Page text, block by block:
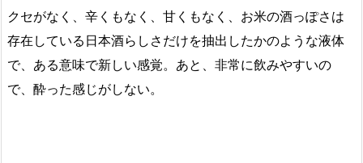
クセがなく、辛くもなく、甘くもなく、お米の酒っぽさは
存在している日本酒らしさだけを抽出したかのような液体
で、ある意味で新しい感覚。あと、非常に飲みやすいの
で、酔った感じがしない。